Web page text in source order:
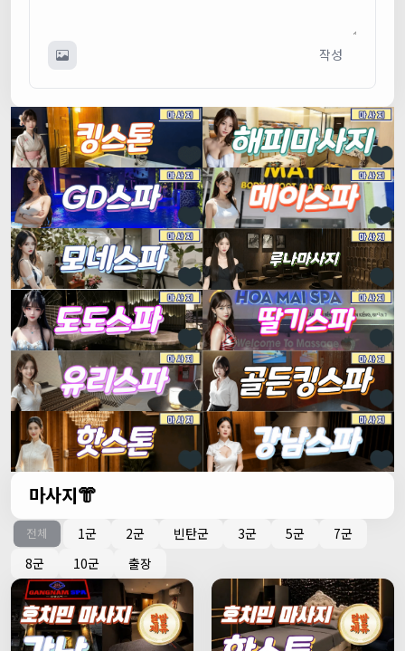
작성
마사지👘
전체 1군 2군 빈탄군 3군 5군
7군
8군
10군 출장